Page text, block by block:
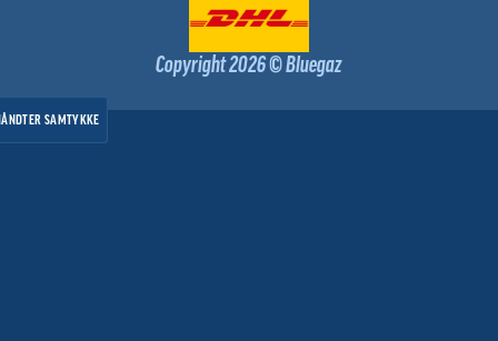
Copyright 2026 © Bluegaz
SAMTYKKE